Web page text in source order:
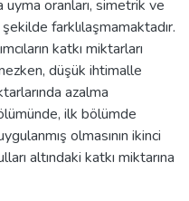
oranları, simetrik ve
farklılaşmamaktadır.
katkı miktarları
düşük ihtimalle
azalma
ilk bölümde
olmasının ikinci
altındaki katkı miktarına